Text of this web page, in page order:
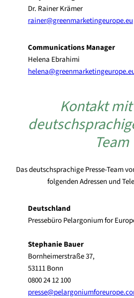
Dr. Rainer Krämer
rainer@greenmarketingeurope.eu
Communications Manager
Helena Ebrahimi
Kontakt
Team
Das deutschsprachige Presse-Team
folgenden Adressen und
Deutschland
Pressebüro Pelargonium for
Stephanie Bauer
Bornheimerstraße 37,
53111 Bonn
0800 24 12 100